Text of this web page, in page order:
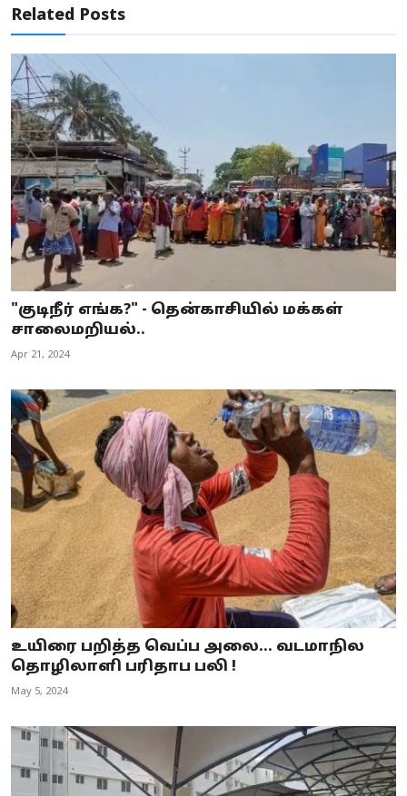
Related Posts
"குடிநீர் எங்க?" - தென்காசியில் மக்கள்
சாலைமறியல்..
Apr 21, 2024
உயிரை பறித்த வெப்ப அலை... வடமாநில
தொழிலாளி பரிதாப பலி !
May 5, 2024